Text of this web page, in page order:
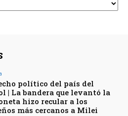
político del país del
| La bandera que levantó la
hizo recular a los
más cercanos a Milei